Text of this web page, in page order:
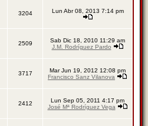
3204 Lun Abr 08, 2013 7:14 pm
2509
Sab Dic 18, 2010 11:29 am
J.M. Rodríguez Pardo
3717
Mar Jun 19, 2012 12:08 pm
Francisco Sanz Vilanova
2412
Lun Sep 05, 2011 4:17 pm
José Mª Rodríguez Vega